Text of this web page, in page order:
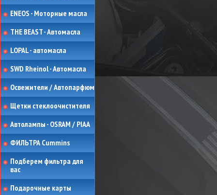
ENEOS - Моторные масла
THE BEAST - Автомасла
LOPAL - автомасла
SWD Rheinol - Автомасла
Освежители / Автопарфюм
Щетки стеклоочистителя
Автолампы - OSRAM / PIAA
ФИЛЬТРА Cummins
Подберем фильтра для
вас
Подарочные карты